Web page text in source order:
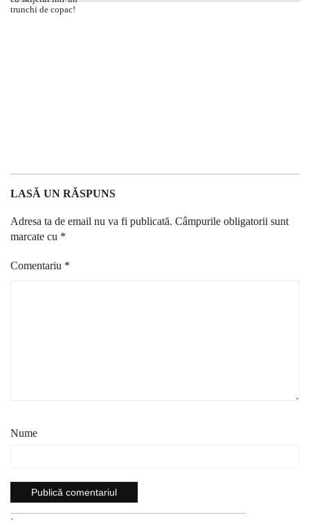
LASĂ UN RĂSPUNS
Adresa ta de email nu va fi publicată. Câmpurile obligatorii sunt
marcate cu *
Comentariu *
Nume